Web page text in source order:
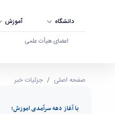
دانشگاه آموزش
اعضای هیأت علمی
همایش پیاده‌روی همگانی
صفحه اصلی جزئیات خبر
با آغاز دهه سرآمدی اموزش؛